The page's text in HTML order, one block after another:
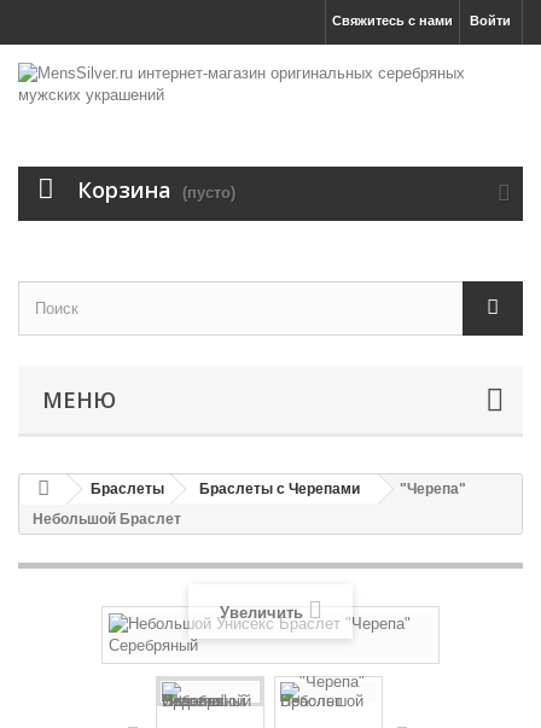
Войти
Свяжитесь с нами
Корзина (пусто)
МЕНЮ
Браслеты Браслеты с Черепами
"Черепа"
Небольшой Браслет
Увеличить